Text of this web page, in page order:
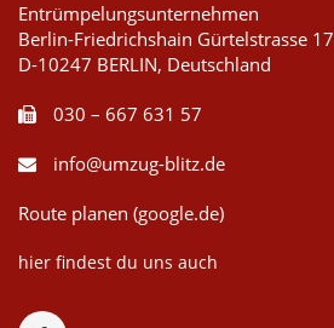
Entrümpelungsunternehmen
Berlin-Friedrichshain Gürtelstrasse 17
D-10247 BERLIN, Deutschland
030 – 667 631 57
info@umzug-blitz.de
Route planen (google.de)
hier findest du uns auch